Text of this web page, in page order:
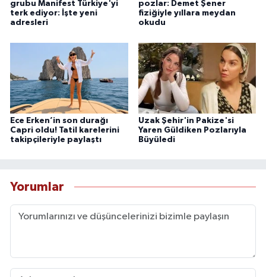
grubu Manifest Türkiye'yi
terk ediyor: İşte yeni
adresleri
pozlar: Demet Şener
fiziğiyle yıllara meydan
okudu
Ece Erken’in son durağı
Capri oldu! Tatil karelerini
takipçileriyle paylaştı
Uzak Şehir'in Pakize'si
Yaren Güldiken Pozlarıyla
Büyüledi
Yorumlar